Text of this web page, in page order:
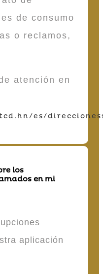
de consumo
o reclamos,
atención en
es/
los
en mi
aplicación